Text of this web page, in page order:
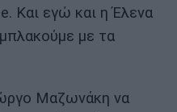
Και εγώ και η Έλενα
με τα
Μαζωνάκη να